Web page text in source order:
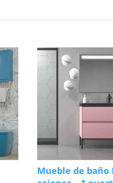
Mueble de baño